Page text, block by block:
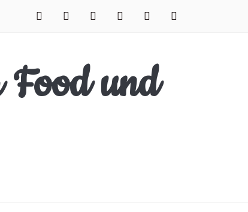
facebook instagram pinterest twitter xing youtube